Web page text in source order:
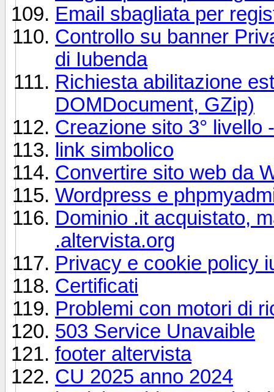
Email sbagliata per
Controllo su banner
di Iubenda
Richiesta abilitazione
DOMDocument, GZip)
Creazione sito 3° livello
link simbolico
Convertire sito web da
Wordpress e
Dominio .it acquistato,
.altervista.org
Privacy e cookie policy
Certificati
Problemi con motori di
503 Service Unavaible
footer altervista
CU 2025 anno 2024